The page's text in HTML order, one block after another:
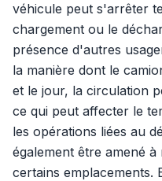
véhicule peut s'arrêter
chargement ou le
présence d'autres
la manière dont le
et le jour, la circulation
ce qui peut affecter le
les opérations liées au
également être amené
certains emplacements.